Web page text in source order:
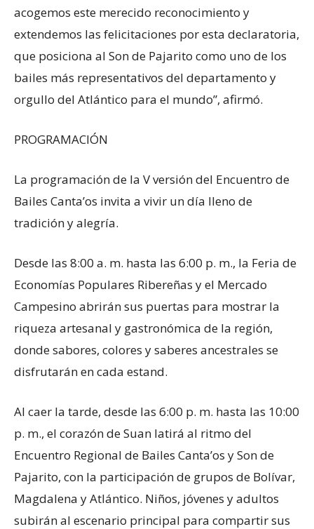
acogemos este merecido reconocimiento y
extendemos las felicitaciones por esta declaratoria,
que posiciona al Son de Pajarito como uno de los
bailes más representativos del departamento y
orgullo del Atlántico para el mundo”, afirmó.
PROGRAMACIÓN
La programación de la V versión del Encuentro de
Bailes Canta’os invita a vivir un día lleno de
tradición y alegría.
Desde las 8:00 a. m. hasta las 6:00 p. m., la Feria de
Economías Populares Ribereñas y el Mercado
Campesino abrirán sus puertas para mostrar la
riqueza artesanal y gastronómica de la región,
donde sabores, colores y saberes ancestrales se
disfrutarán en cada estand.
Al caer la tarde, desde las 6:00 p. m. hasta las 10:00
p. m., el corazón de Suan latirá al ritmo del
Encuentro Regional de Bailes Canta’os y Son de
Pajarito, con la participación de grupos de Bolívar,
Magdalena y Atlántico. Niños, jóvenes y adultos
subirán al escenario principal para compartir sus